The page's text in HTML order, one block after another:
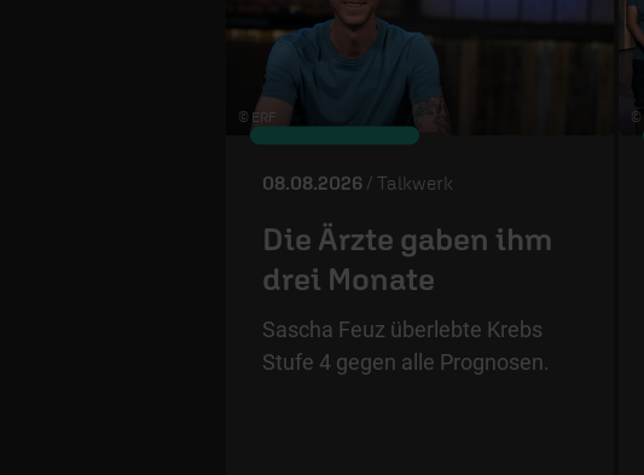
© ERF
08.08.2026 / Talkwerk
Die Ärzte gaben ihm
drei Monate
Sascha Feuz überlebte Krebs
Stufe 4 gegen alle Prognosen.
©